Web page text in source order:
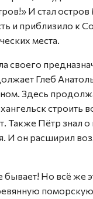
И стал
и приблизило к
места.
своего
Глеб
Здесь
строить
Также Пётр знал
И он расширил
бывает! Но всё же